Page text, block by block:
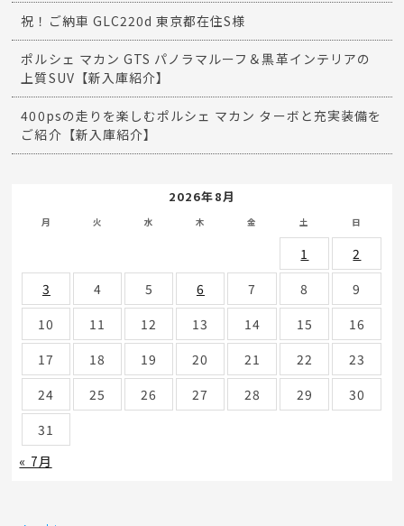
祝！ご納車 GLC220d 東京都在住S様
ポルシェ マカン GTS パノラマルーフ＆黒革インテリアの
上質SUV【新入庫紹介】
400psの走りを楽しむポルシェ マカン ターボと充実装備を
ご紹介【新入庫紹介】
2026年8月
月 火 水 木 金 土 日
1
2
3
4 5 6 7 8
9
10
11 12 13 14 15
16
17
18 19 20 21 22
23
24
25 26 27 28 29
30
31
« 7月